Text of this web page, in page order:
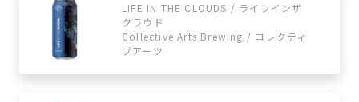
LIFE IN THE CLOUDS / ライフインザ
クラウド
Collective Arts Brewing / コレクティ
ブアーツ